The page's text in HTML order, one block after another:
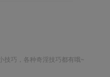
技巧，各种奇淫技巧都有哦~